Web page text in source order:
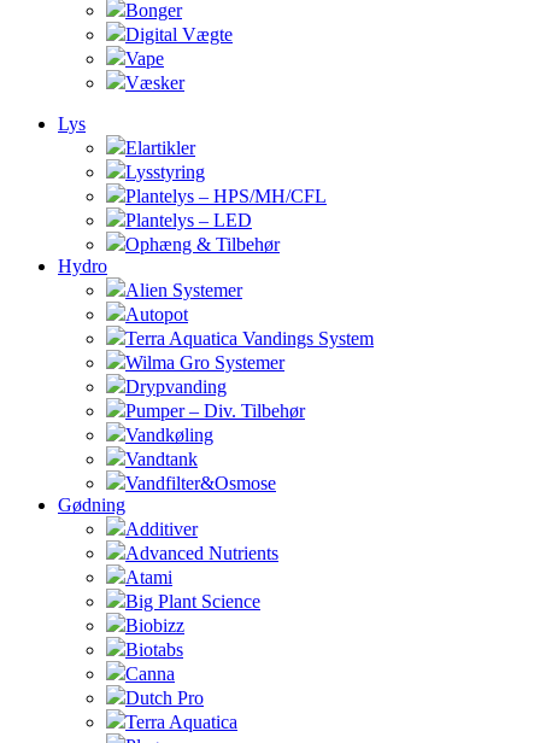
Bonger
Digital Vægte
Vape
Væsker
Lys
Elartikler
Lysstyring
Plantelys – HPS/MH/CFL
Plantelys – LED
Ophæng & Tilbehør
Hydro
Alien Systemer
Autopot
Terra Aquatica Vandings System
Wilma Gro Systemer
Drypvanding
Pumper – Div. Tilbehør
Vandkøling
Vandtank
Vandfilter&Osmose
Gødning
Additiver
Advanced Nutrients
Atami
Big Plant Science
Biobizz
Biotabs
Canna
Dutch Pro
Terra Aquatica